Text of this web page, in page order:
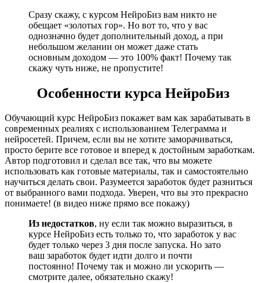
Сразу скажу, с курсом НейроБиз вам никто не
обещает «золотых гор». Но вот то, что у вас
однозначно будет дополнительный доход, а при
небольшом желании он может даже стать
основным доходом — это 100% факт! Почему так
скажу чуть ниже, не пропустите!
Особенности курса НейроБиз
Обучающий курс НейроБиз покажет вам как зарабатывать в
современных реалиях с использованием Телеграмма и
нейросетей. Причем, если вы не хотите заморачиваться,
просто берите все готовое и вперед к достойным заработкам.
Автор подготовил и сделал все так, что вы можете
использовать как готовые материалы, так и самостоятельно
научиться делать свои. Разумеется заработок будет разниться
от выбранного вами подхода. Уверен, что вы это прекрасно
понимаете! (в видео ниже прямо все покажу)
Из недостатков, ну если так можно выразиться, в
курсе НейроБиз есть только то, что заработок у вас
будет только через 3 дня после запуска. Но зато
ваш заработок будет идти долго и почти
постоянно! Почему так и можно ли ускорить —
смотрите далее, обязательно скажу!